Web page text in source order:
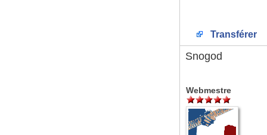
Transférer
Snogod
Webmestre